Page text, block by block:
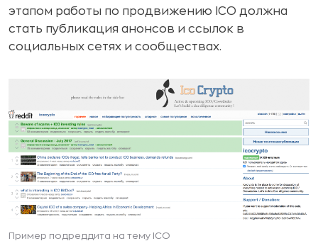
этапом работы по продвижению ICO должна
стать публикация анонсов и ссылок в
социальных сетях и сообществах.
Пример подреддита на тему ICO